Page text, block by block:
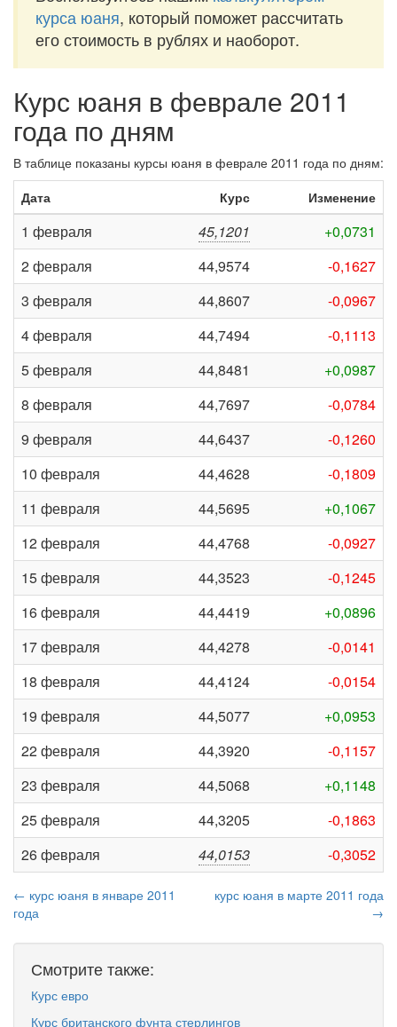
курса юаня, который поможет рассчитать
его стоимость в рублях и наоборот.
Курс юаня в феврале 2011
года по дням
В таблице показаны курсы юаня в феврале 2011 года по дням:
Дата
Курс Изменение
1 февраля 45,1201
+0,0731
2 февраля
44,9574
-0,1627
3 февраля
44,8607
-0,0967
4 февраля
44,7494
-0,1113
5 февраля
44,8481
+0,0987
8 февраля
44,7697
-0,0784
9 февраля
44,6437
-0,1260
10 февраля
44,4628
-0,1809
11 февраля
44,5695
+0,1067
12 февраля
44,4768
-0,0927
15 февраля
44,3523
-0,1245
16 февраля
44,4419
+0,0896
17 февраля
44,4278
-0,0141
18 февраля
44,4124
-0,0154
19 февраля
44,5077
+0,0953
22 февраля
44,3920
-0,1157
23 февраля
44,5068
+0,1148
25 февраля
44,3205
-0,1863
26 февраля
44,0153 -0,3052
← курс юаня в январе 2011
года
курс юаня в марте 2011 года
→
Смотрите также:
Курс евро
Курс британского фунта стерлингов